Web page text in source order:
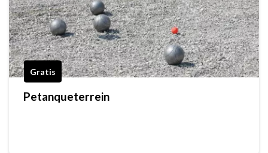
Gratis
Petanqueterrein